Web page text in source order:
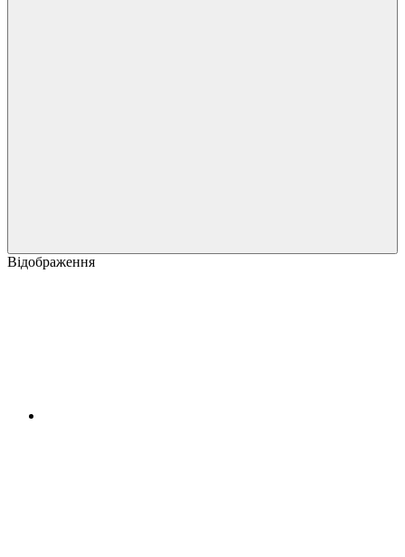
Відображення